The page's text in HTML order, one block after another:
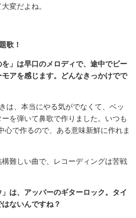
変だよね。
歌！
」は早口のメロディで、途中でビー
モアを感じます。どんなきっかけでで
は、本当にやる気がでなくて、ベッ
を弾いて鼻歌で作りました。いつも
心で作るので、ある意味新鮮に作れま
難しい曲で、レコーディングは苦戦
は、アッパーのギターロック。タイ
ないんですね？